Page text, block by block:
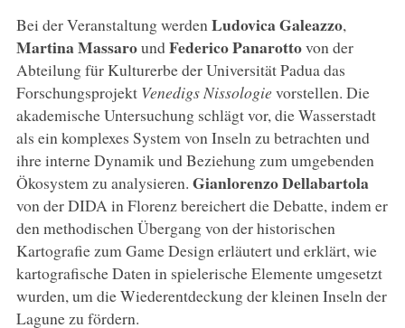
Bei der Veranstaltung werden LudovicaGaleazzo,
MartinaMassaroundFedericoPanarottovon der
Abteilung für Kulturerbe der Universität Padua das
Forschungsprojekt Venedigs Nissologievorstellen. Die
akademische Untersuchung schlägt vor, die Wasserstadt
als ein komplexes System von Inseln zu betrachten und
ihre interne Dynamik und Beziehung zum umgebenden
Ökosystem zu analysieren. GianlorenzoDellabartola
von der DIDA in Florenz bereichert die Debatte, indem er
den methodischen Übergang von der historischen
Kartografie zum Game Design erläutert und erklärt, wie
kartografische Daten in spielerische Elemente umgesetzt
wurden, um die Wiederentdeckung der kleinen Inseln der
Lagune zu fördern.